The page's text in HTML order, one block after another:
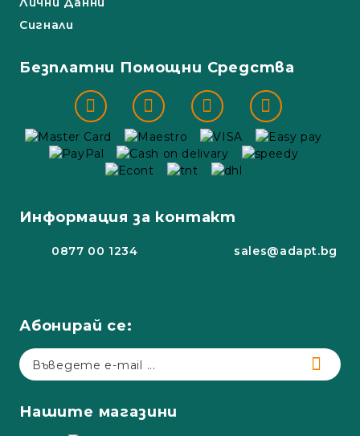
Сигнали
Безплатни Помощни Средства
Информация за контакт
0877 00 1234 sales@adapt.bg
Абонирай се:
Нашите магазини